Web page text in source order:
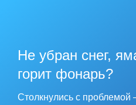
Не убран снег,
горит фонарь?
Столкнулись с